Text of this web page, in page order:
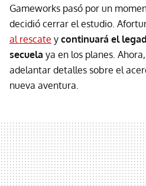
Gameworks pasó por un
decidió cerrar el estudio.
al rescate y continuará el
secuela ya en los planes.
adelantar detalles sobre el
nueva aventura.